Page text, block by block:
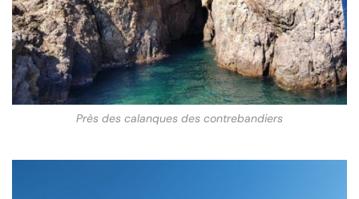
Près des calanques des contrebandiers